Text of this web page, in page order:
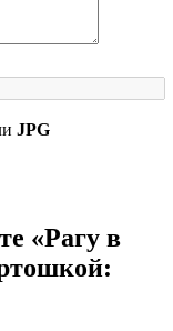
JPG
«Рагу в